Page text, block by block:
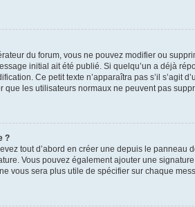
du forum, vous ne pouvez modifier ou
initial ait été publié. Si quelqu’un a déjà
Ce petit texte n’apparaîtra pas s’il
les utilisateurs normaux ne peuvent pas
?
tout d’abord en créer une depuis le
Vous pouvez également ajouter une
vous sera plus utile de spécifier sur chaque